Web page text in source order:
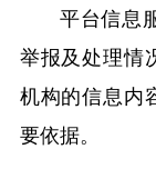
平台信息
举报及处理情
机构的信息内
要依据。